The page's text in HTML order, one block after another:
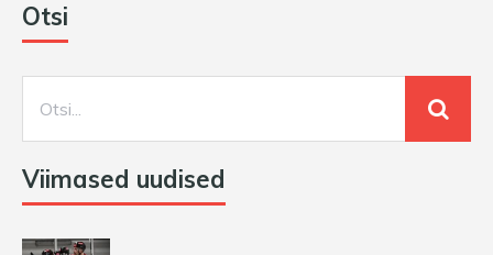
Otsi
Viimased uudised